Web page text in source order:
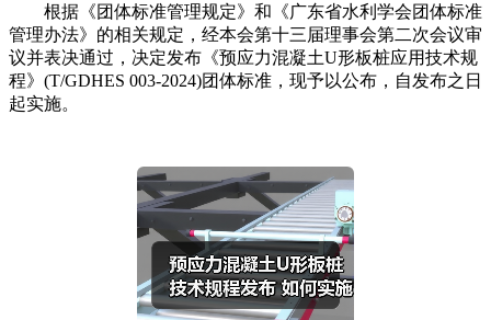
根据《团体标准管理规定》和《广东省水利学会团体标准
管理办法》的相关规定，经本会第十三届理事会第二次会议审
议并表决通过，决定发布《预应力混凝土U形板桩应用技术规
程》(T/GDHES 003-2024)团体标准，现予以公布，自发布之日
起实施。